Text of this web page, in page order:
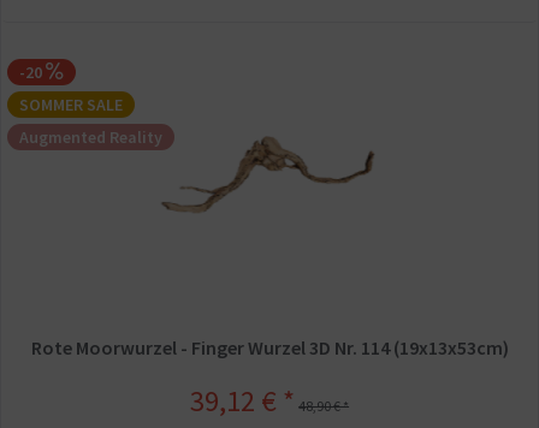
-20
SOMMER SALE
Augmented Reality
Rote Moorwurzel - Finger Wurzel 3D Nr. 114 (19x13x53cm)
39,12 € * 48,90 € *